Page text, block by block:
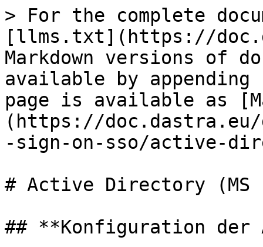
> For the complete
[llms.txt](https://
Markdown versions of
available by
page is available as
(https://
-sign-on-sso/active-
# Active Directory (MS
## **Konfiguration der